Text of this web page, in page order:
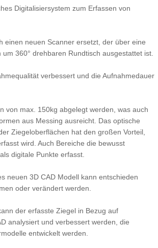
Digitalisiersystem zum Erfassen von
einen neuen Scanner ersetzt, der über eine
360° drehbaren Rundtisch ausgestattet ist.
verbessert und die Aufnahmedauer
von max. 150kg abgelegt werden, was auch
aus Messing ausreicht. Das optische
Ziegeloberflächen hat den großen Vorteil,
wird. Auch Bereiche die bewusst
digitale Punkte erfasst.
neuen 3D CAD Modell kann entschieden
oder verändert werden.
der erfasste Ziegel in Bezug auf
analysiert und verbessert werden, die
entwickelt werden.